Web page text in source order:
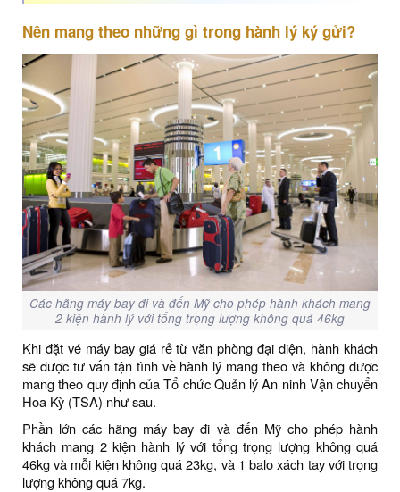
Nên mang theo những gì trong hành lý ký gửi?
Các hãng máy bay đi và đến Mỹ cho phép hành khách mang
2 kiện hành lý với tổng trọng lượng không quá 46kg
Khi đặt vé máy bay giá rẻ từ văn phòng đại diện, hành khách
sẽ được tư vấn tận tình về hành lý mang theo và không được
mang theo quy định của Tổ chức Quản lý An ninh Vận chuyển
Hoa Kỳ (TSA) như sau.
Phần lớn các hãng máy bay đi và đến Mỹ cho phép hành
khách mang 2 kiện hành lý với tổng trọng lượng không quá
46kg và mỗi kiện không quá 23kg, và 1 balo xách tay với trọng
lượng không quá 7kg.